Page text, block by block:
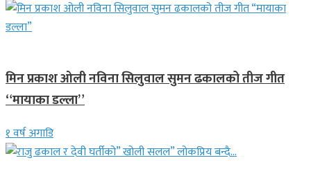
मिन प्रकाश ओली नविना सिलुवाल सुमन ढकालको तीज गीत
“मायाका डल्ला”
१ वर्ष अगाडि